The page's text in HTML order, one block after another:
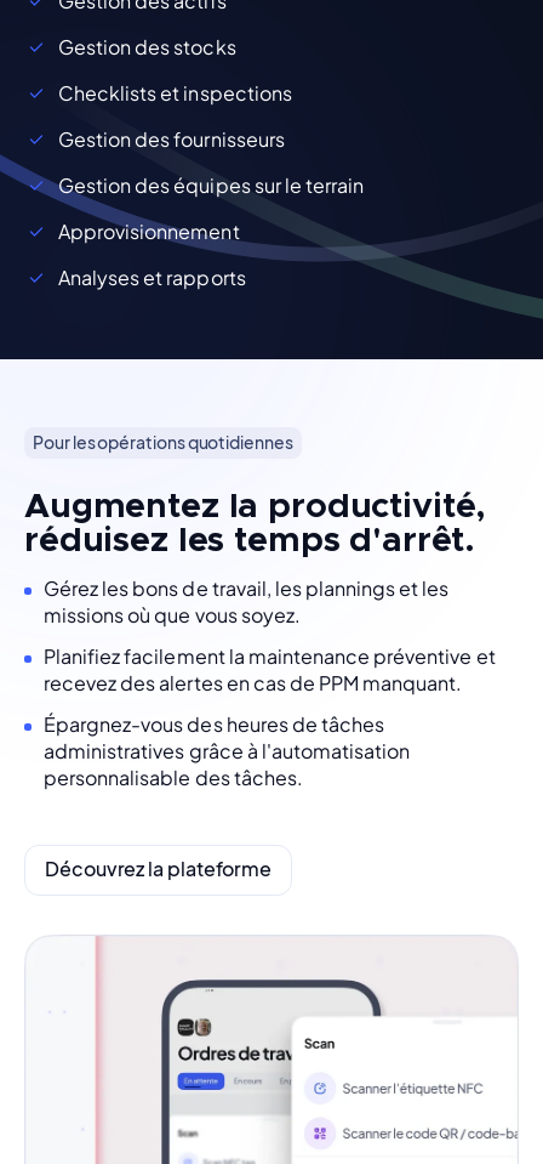
Gestion des stocks
Checklists et inspections
Gestion des fournisseurs
Gestion des équipes sur le terrain
Approvisionnement
Analyses et rapports
Pour les opérations quotidiennes
Augmentez la productivité,
réduisez les temps d'arrêt.
Gérez les bons de travail, les plannings et les
missions où que vous soyez.
Planifiez facilement la maintenance préventive et
recevez des alertes en cas de PPM manquant.
Épargnez-vous des heures de tâches
administratives grâce à l'automatisation
personnalisable des tâches.
Découvrez la plateforme